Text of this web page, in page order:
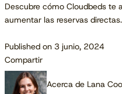
Descubre cómo Cloudbeds te
aumentar las reservas directas.
Published on 3 junio, 2024
Compartir
Acerca de Lana